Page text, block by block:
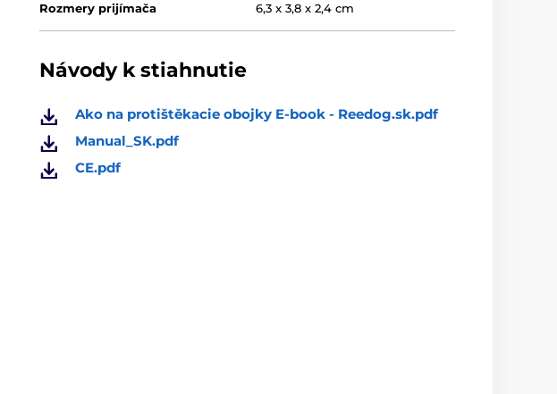
Rozmery prijímača 6,3 x 3,8 x 2,4 cm
Návody k stiahnutie
Ako na protištěkacie obojky E-book - Reedog.sk.pdf
Manual_SK.pdf
CE.pdf